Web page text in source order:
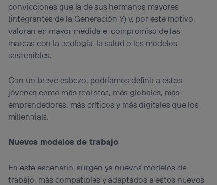
convicciones que la de sus hermanos mayores
(integrantes de la Generación Y) y, por este motivo,
valoran en mayor medida el compromiso de las
marcas con la ecología, la salud o los modelos
sostenibles.
Con un breve esbozo, podríamos definir a estos
jóvenes como más realistas, más globales, más
emprendedores, más críticos y más digitales que los
millennials.
Nuevos modelos de trabajo
En este escenario, surgen ya nuevos modelos de
trabajo, más compatibles y adaptados a estos nuevos